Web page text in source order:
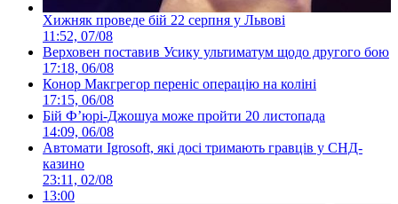
Хижняк проведе бій 22 серпня у Львові
11:52, 07/08
Верховен поставив Усику ультиматум щодо другого бою
17:18, 06/08
Конор Макгрегор переніс операцію на коліні
17:15, 06/08
Бій Ф’юрі-Джошуа може пройти 20 листопада
14:09, 06/08
Автомати Igrosoft, які досі тримають гравців у СНД-
казино
23:11, 02/08
13:00